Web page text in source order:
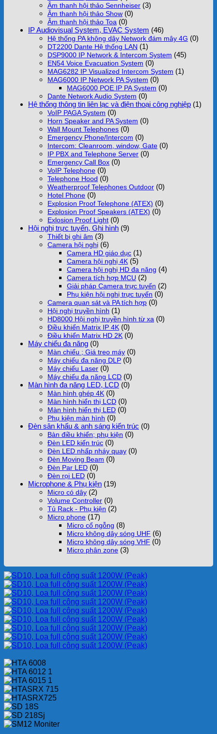
Âm thanh hội thảo Sennheiser (3)
Âm thanh hội thảo Show (0)
Âm thanh hội thảo Toa (0)
IP Audiovisual System, EVAC System (46)
Hệ thống PA không dây Network đám mây 4G (0)
DT2200 Dante Hệ thống LAN (1)
DSP9000 IP Network & Intercom System (45)
EN54 Voice Evacuation System (0)
MAG6282 IP Visualized Intercom System (1)
MAG6000 IP Network PA System (0)
MAG6000 POE IP PA System (0)
Dante Network Audio System (0)
Hệ thống thông tin liên lạc và điện thoại công nghiệp (1)
VoIP PAGA System (0)
Horn Speaker and PA System (0)
Wall Mount Telephones (0)
Emergency Phone/Intercom (0)
Intercom: Cleanroom, window, Gate (0)
IP PBX and Telephone Server (0)
Emergency Call Box (0)
VoIP Telephone (0)
Telephone Hood (0)
Weatherproof Telephones Outdoor (0)
Hotel Phone (0)
Explosion Proof Telephone (ATEX) (0)
Explosion Proof Speakers (ATEX) (0)
Exlosion Proof Light (0)
Hội nghị trực tuyến, Ghi hình (9)
Thiết bị ghi âm (3)
Camera hội nghị (6)
Camera HD giáo dục (1)
Camera hội nghị 4K (5)
Camera hội nghị HD đa năng (4)
Camera tích hợp MCU (2)
Giải pháp Camera trực tuyến (2)
Phụ kiện hội nghị trực tuyến (0)
Camera quan sát và PA tích hợp (0)
Hội nghị truyền hình (1)
HD8000 Hội nghị truyền hình từ xa (0)
Điều khiển Matrix IP 4K (0)
Điều khiển Matrix HD 2K (0)
Máy chiếu đa năng (0)
Màn chiếu ; Giá treo máy (0)
Máy chiếu đa năng DLP (0)
Máy chiếu Laser (0)
Máy chiếu đa năng LCD (0)
Màn hình đa năng LED, LCD (0)
Màn hình ghép 4K (0)
Màn hình hiển thị LCD (0)
Màn hình hiển thị LED (0)
Phụ kiện màn hình (0)
Đèn sân khấu & anh sáng kiến trúc (0)
Bàn điều khiển; phụ kiện (0)
Đèn LED kiến trúc (0)
Đèn LED nhấp nháy quay (0)
Đèn Moving Beam (0)
Đèn Par LED (0)
Đèn rọi LED (0)
Microphone & Phụ kiện (19)
Micro có dây (2)
Volume Controller (0)
Tủ Rack - Phụ kiện (2)
Micro phone (17)
Micro cổ ngỗng (8)
Micro không dây sóng UHF (6)
Micro không dây sóng VHF (0)
Micro phân zone (3)